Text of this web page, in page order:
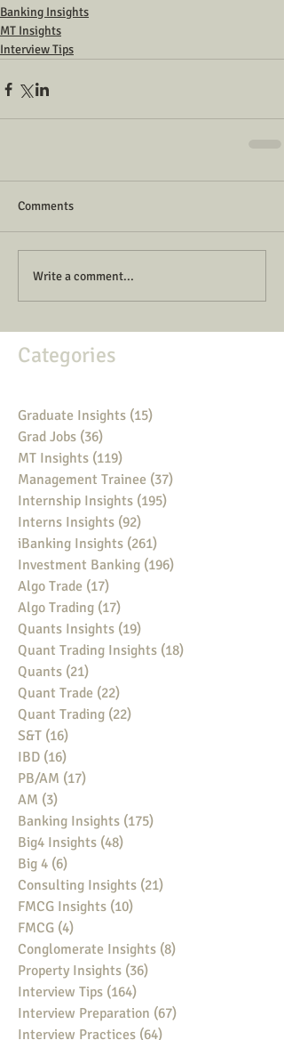
Banking Insights
MT Insights
Interview Tips
Comments
Write a comment...
Categories
Graduate Insights (15)
Grad Jobs (36)
MT Insights (119)
Management Trainee (37)
Internship Insights (195)
Interns Insights (92)
iBanking Insights (261)
Investment Banking (196)
Algo Trade (17)
Algo Trading (17)
Quants Insights (19)
Quant Trading Insights (18)
Quants (21)
Quant Trade (22)
Quant Trading (22)
S&T (16)
IBD (16)
PB/AM (17)
AM (3)
Banking Insights (175)
Big4 Insights (48)
Big 4 (6)
Consulting Insights (21)
FMCG Insights (10)
FMCG (4)
Conglomerate Insights (8)
Property Insights (36)
Interview Tips (164)
Interview Preparation (67)
Interview Practices (64)